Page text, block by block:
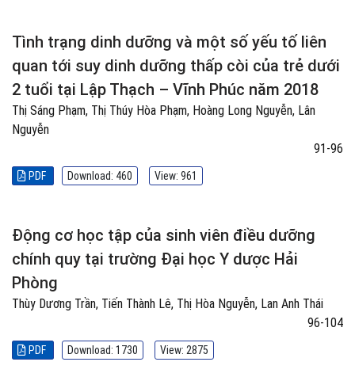
Tình trạng dinh dưỡng và một số yếu tố liên
quan tới suy dinh dưỡng thấp còi của trẻ dưới
2 tuổi tại Lập Thạch – Vĩnh Phúc năm 2018
Thị Sáng Phạm, Thị Thúy Hòa Phạm, Hoàng Long Nguyễn, Lân
Nguyễn
91-96
PDF Download: 460 View: 961
Động cơ học tập của sinh viên điều dưỡng
chính quy tại trường Đại học Y dược Hải
Phòng
Thùy Dương Trần, Tiến Thành Lê, Thị Hòa Nguyễn, Lan Anh Thái
96-104
PDF Download: 1730 View: 2875